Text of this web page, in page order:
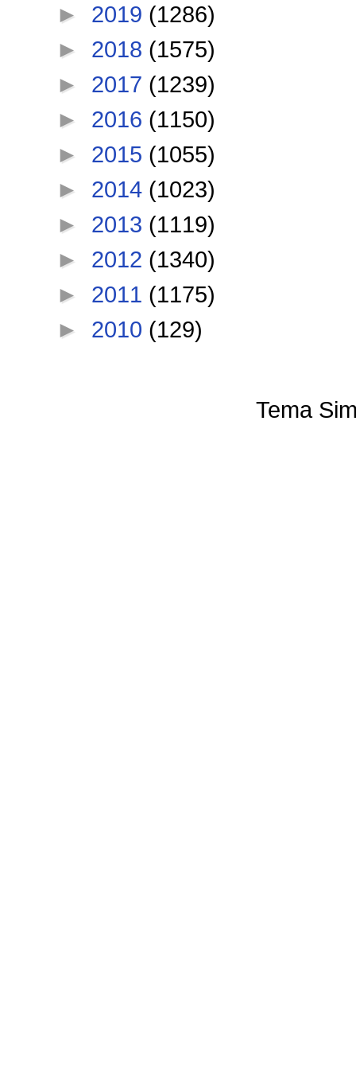
► 2019 (1286)
► 2018 (1575)
► 2017 (1239)
► 2016 (1150)
► 2015 (1055)
► 2014 (1023)
► 2013 (1119)
► 2012 (1340)
► 2011 (1175)
► 2010 (129)
Tema